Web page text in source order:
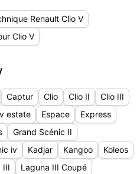
Renault Clio V
Clio V
Captur Clio Clio II
Clio III
estate Espace
Express
Grand Scénic II
iv Kadjar Kangoo
Koleos
III
Laguna III Coupé